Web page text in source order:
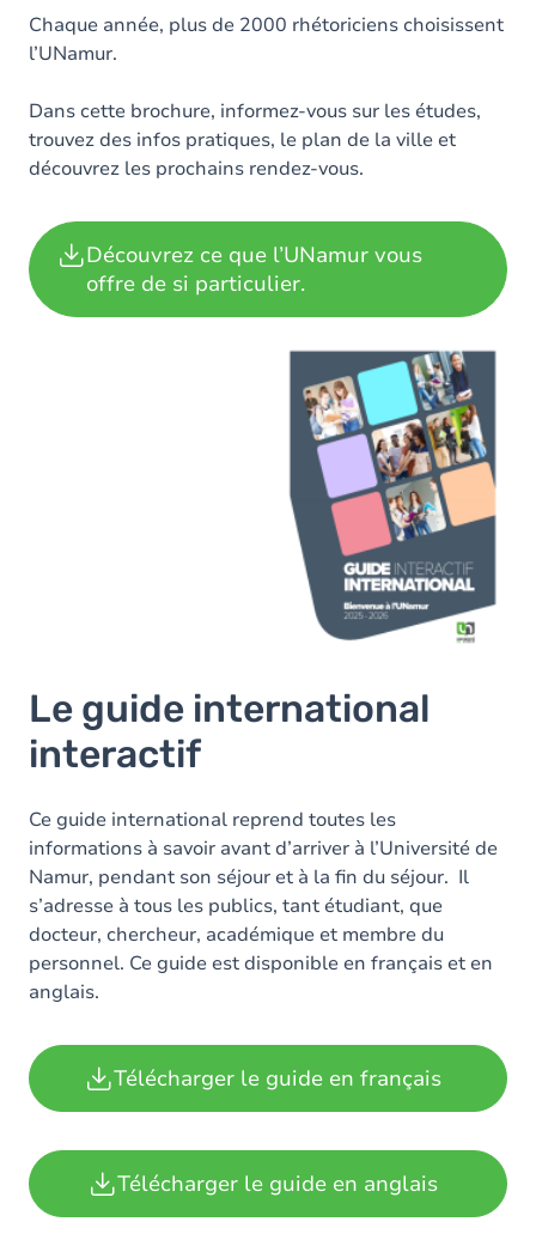
Chaque année, plus de 2000 rhétoriciens choisissent
l’UNamur.
Dans cette brochure, informez-vous sur les études,
trouvez des infos pratiques, le plan de la ville et
découvrez les prochains rendez-vous.
Découvrez ce que l’UNamur vous
offre de si particulier.
Le guide international
interactif
Ce guide international reprend toutes les
informations à savoir avant d’arriver à l’Université de
Namur, pendant son séjour et à la fin du séjour. Il
s’adresse à tous les publics, tant étudiant, que
docteur, chercheur, académique et membre du
personnel. Ce guide est disponible en français et en
anglais.
Télécharger le guide en français
Télécharger le guide en anglais